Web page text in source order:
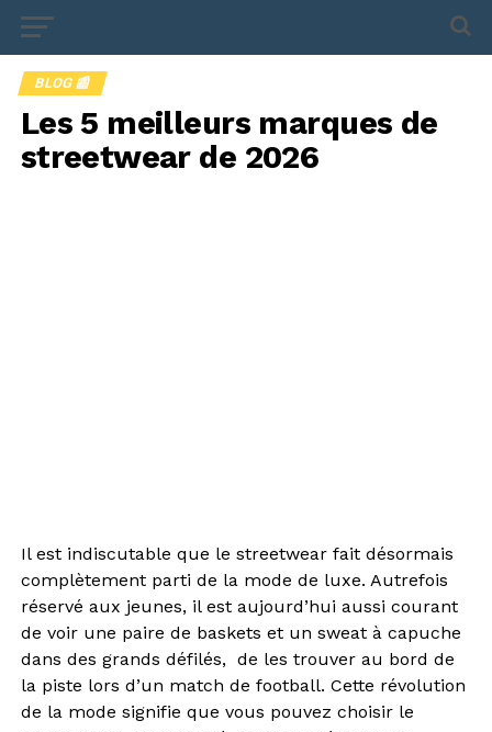
BLOG 📰
Les 5 meilleurs marques de
streetwear de 2026
Il est indiscutable que le streetwear fait désormais
complètement parti de la mode de luxe. Autrefois
réservé aux jeunes, il est aujourd’hui aussi courant
de voir une paire de baskets et un sweat à capuche
dans des grands défilés, de les trouver au bord de
la piste lors d’un match de football. Cette révolution
de la mode signifie que vous pouvez choisir le